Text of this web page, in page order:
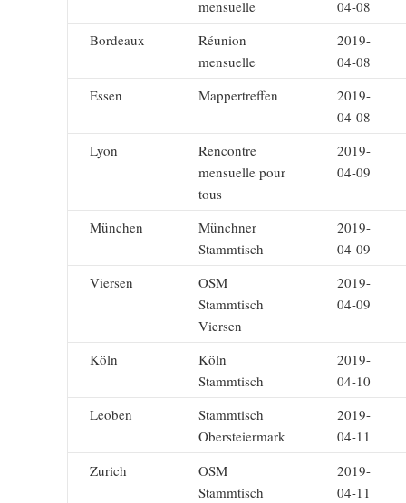
mensuelle
04-08
Bordeaux
Réunion
mensuelle
2019-
04-08
Essen
Mappertreffen
2019-
04-08
Lyon
Rencontre
mensuelle pour
tous
2019-
04-09
München
Münchner
Stammtisch
2019-
04-09
Viersen
OSM
Stammtisch
Viersen
2019-
04-09
Köln
Köln
Stammtisch
2019-
04-10
Leoben
Stammtisch
Obersteiermark
2019-
04-11
Zurich
OSM
Stammtisch
2019-
04-11